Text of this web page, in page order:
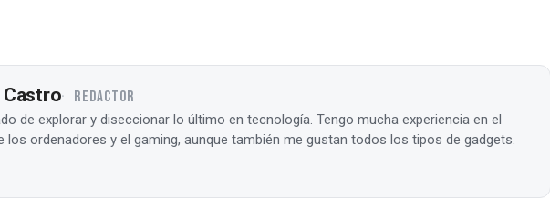
Castro REDACTOR
de explorar y diseccionar lo último en tecnología. Tengo mucha experiencia en el
los ordenadores y el gaming, aunque también me gustan todos los tipos de gadgets.